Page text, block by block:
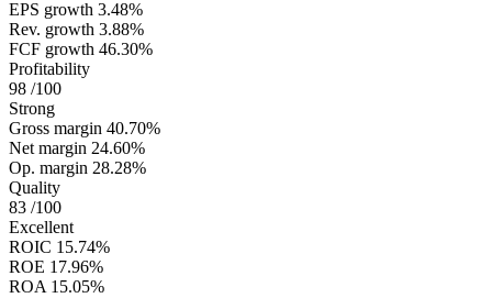
EPS growth 3.48%
Rev. growth 3.88%
FCF growth 46.30%
Profitability
98 /100
Strong
Gross margin 40.70%
Net margin 24.60%
Op. margin 28.28%
Quality
83 /100
Excellent
ROIC 15.74%
ROE 17.96%
ROA 15.05%